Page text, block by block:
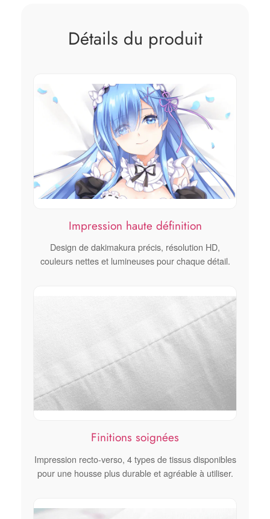
Détails du produit
Impression haute définition
Design de dakimakura précis, résolution HD,
couleurs nettes et lumineuses pour chaque détail.
Finitions soignées
Impression recto-verso, 4 types de tissus disponibles
pour une housse plus durable et agréable à utiliser.